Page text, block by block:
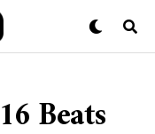
Beats